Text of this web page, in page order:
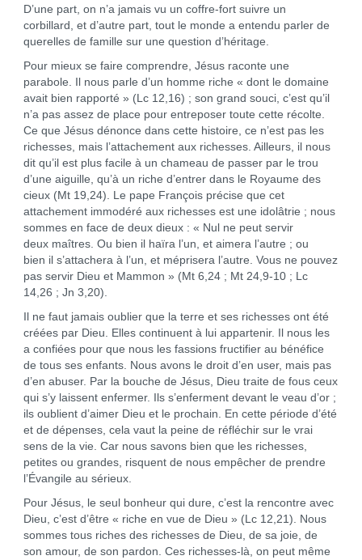
D’une part, on n’a jamais vu un coffre-fort suivre un
corbillard, et d’autre part, tout le monde a entendu parler de
querelles de famille sur une question d’héritage.
Pour mieux se faire comprendre, Jésus raconte une
parabole. Il nous parle d’un homme riche « dont le domaine
avait bien rapporté » (Lc 12,16) ; son grand souci, c’est qu’il
n’a pas assez de place pour entreposer toute cette récolte.
Ce que Jésus dénonce dans cette histoire, ce n’est pas les
richesses, mais l’attachement aux richesses. Ailleurs, il nous
dit qu’il est plus facile à un chameau de passer par le trou
d’une aiguille, qu’à un riche d’entrer dans le Royaume des
cieux (Mt 19,24). Le pape François précise que cet
attachement immodéré aux richesses est une idolâtrie ; nous
sommes en face de deux dieux : « Nul ne peut servir
deux maîtres. Ou bien il haïra l’un, et aimera l’autre ; ou
bien il s’attachera à l’un, et méprisera l’autre. Vous ne pouvez
pas servir Dieu et Mammon » (Mt 6,24 ; Mt 24,9-10 ; Lc
14,26 ; Jn 3,20).
Il ne faut jamais oublier que la terre et ses richesses ont été
créées par Dieu. Elles continuent à lui appartenir. Il nous les
a confiées pour que nous les fassions fructifier au bénéfice
de tous ses enfants. Nous avons le droit d’en user, mais pas
d’en abuser. Par la bouche de Jésus, Dieu traite de fous ceux
qui s’y laissent enfermer. Ils s’enferment devant le veau d’or ;
ils oublient d’aimer Dieu et le prochain. En cette période d’été
et de dépenses, cela vaut la peine de réfléchir sur le vrai
sens de la vie. Car nous savons bien que les richesses,
petites ou grandes, risquent de nous empêcher de prendre
l’Évangile au sérieux.
Pour Jésus, le seul bonheur qui dure, c’est la rencontre avec
Dieu, c’est d’être « riche en vue de Dieu » (Lc 12,21). Nous
sommes tous riches des richesses de Dieu, de sa joie, de
son amour, de son pardon. Ces richesses-là, on peut même